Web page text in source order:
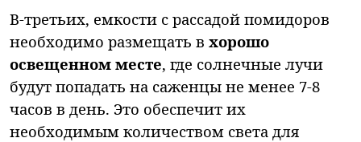
В-третьих, емкости с рассадой помидоров
необходимо размещать в хорошо
освещенном месте, где солнечные лучи
будут попадать на саженцы не менее 7-8
часов в день. Это обеспечит их
необходимым количеством света для